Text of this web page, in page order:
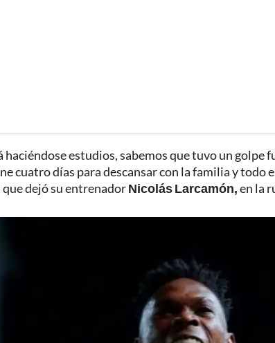
haciéndose estudios, sabemos que tuvo un golpe
cuatro días para descansar con la familia y todo
dejó su entrenadorNicolás Larcamón,en la